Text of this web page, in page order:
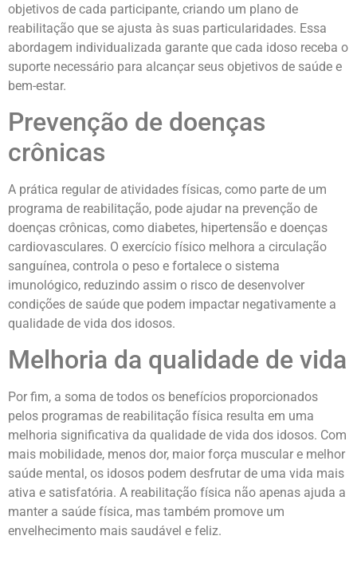
objetivos de cada participante, criando um plano de
reabilitação que se ajusta às suas particularidades. Essa
abordagem individualizada garante que cada idoso receba o
suporte necessário para alcançar seus objetivos de saúde e
bem-estar.
Prevenção de doenças
crônicas
A prática regular de atividades físicas, como parte de um
programa de reabilitação, pode ajudar na prevenção de
doenças crônicas, como diabetes, hipertensão e doenças
cardiovasculares. O exercício físico melhora a circulação
sanguínea, controla o peso e fortalece o sistema
imunológico, reduzindo assim o risco de desenvolver
condições de saúde que podem impactar negativamente a
qualidade de vida dos idosos.
Melhoria da qualidade de vida
Por fim, a soma de todos os benefícios proporcionados
pelos programas de reabilitação física resulta em uma
melhoria significativa da qualidade de vida dos idosos. Com
mais mobilidade, menos dor, maior força muscular e melhor
saúde mental, os idosos podem desfrutar de uma vida mais
ativa e satisfatória. A reabilitação física não apenas ajuda a
manter a saúde física, mas também promove um
envelhecimento mais saudável e feliz.